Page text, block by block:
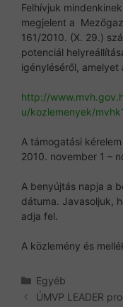
Felhívjuk
megjelent a
161/2010. (X. 29.)
potenciál
igényléséről,
http://
u/kozlemenyek/
A támogatási
2010. november 1 –
A benyújtás napja a
dátuma. Javasoljuk,
adja fel.
A közlemény és
Kategória
Egyéb
ÚMVP LEADER